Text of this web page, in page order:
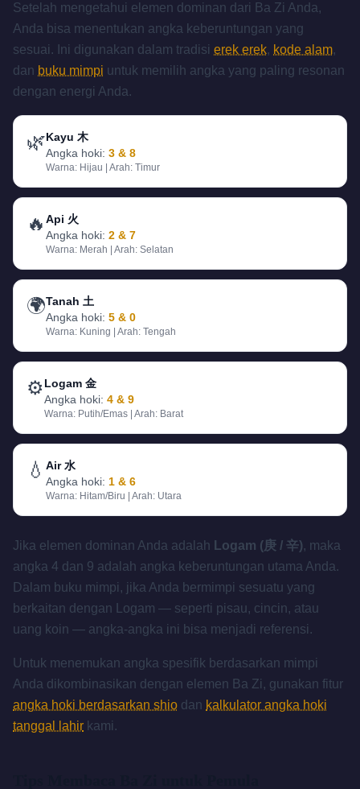
Setelah mengetahui elemen dominan dari Ba Zi Anda,
Anda bisa menentukan angka keberuntungan yang
sesuai. Ini digunakan dalam tradisi erek erek, kode alam,
dan buku mimpi untuk memilih angka yang paling resonan
dengan energi Anda.
🌿Kayu 木
Angka hoki: 3 & 8
Warna: Hijau | Arah: Timur
🔥 Api 火
Angka hoki: 2 & 7
Warna: Merah | Arah: Selatan
🌍Tanah 土
Angka hoki: 5 & 0
Warna: Kuning | Arah: Tengah
⚙️Logam 金
Angka hoki: 4 & 9
Warna: Putih/Emas | Arah: Barat
💧 Air 水
Angka hoki: 1 & 6
Warna: Hitam/Biru | Arah: Utara
Jika elemen dominan Anda adalah Logam (庚 / 辛), maka
angka 4 dan 9 adalah angka keberuntungan utama Anda.
Dalam buku mimpi, jika Anda bermimpi sesuatu yang
berkaitan dengan Logam — seperti pisau, cincin, atau
uang koin — angka-angka ini bisa menjadi referensi.
Untuk menemukan angka spesifik berdasarkan mimpi
Anda dikombinasikan dengan elemen Ba Zi, gunakan fitur
angka hoki berdasarkan shio dan kalkulator angka hoki
tanggal lahir kami.